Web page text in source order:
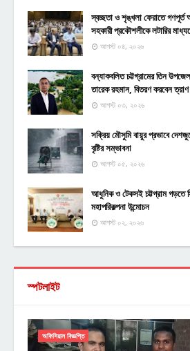
স্বচ্ছতা ও শৃঙ্খলা ফেরাতে
সহকারী প্রকৌশলীকে লটারির
আগস্ট ০৪, ২০২৬
বন্যাকবলিত চট্টগ্রামের তিন
তারেক রহমান, বিতরণ করবেন
আগস্ট ০৩, ২০২৬
সক্রিয় মৌসুমি বায়ুর প্রভাবে
বৃষ্টির সম্ভাবনা
আগস্ট ০৫, ২০২৬
আধুনিক ও টেকসই চট্টগ্রাম গড়তে
মহাপরিকল্পনা উন্মোচন
আগস্ট ০২, ২০২৬
স্পটলাইট
অফিসিয়াল বিজ্ঞপ্তি